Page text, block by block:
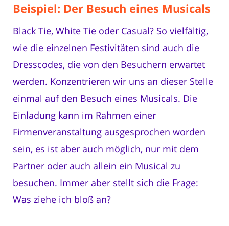
Beispiel: Der Besuch eines Musicals
Black Tie, White Tie oder Casual? So vielfältig,
wie die einzelnen Festivitäten sind auch die
Dresscodes, die von den Besuchern erwartet
werden. Konzentrieren wir uns an dieser Stelle
einmal auf den Besuch eines Musicals. Die
Einladung kann im Rahmen einer
Firmenveranstaltung ausgesprochen worden
sein, es ist aber auch möglich, nur mit dem
Partner oder auch allein ein Musical zu
besuchen. Immer aber stellt sich die Frage:
Was ziehe ich bloß an?